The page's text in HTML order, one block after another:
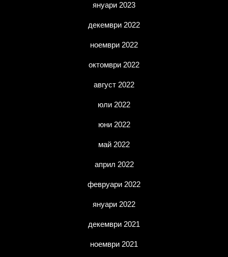
януари 2023
декември 2022
ноември 2022
октомври 2022
август 2022
юли 2022
юни 2022
май 2022
април 2022
февруари 2022
януари 2022
декември 2021
ноември 2021